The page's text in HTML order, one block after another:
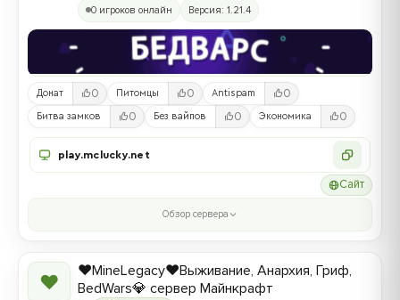
0 игроков онлайн Версия: 1.21.4
Донат 0 Питомцы 0 Antispam 0
Битва замков 0 Без вайпов 0 Экономика 0
play.mclucky.net
Сайт
Обзор сервера
❤
❤️MineLegacy❤️Выживание, Анархия, Гриф,
BedWars💎 сервер Майнкрафт